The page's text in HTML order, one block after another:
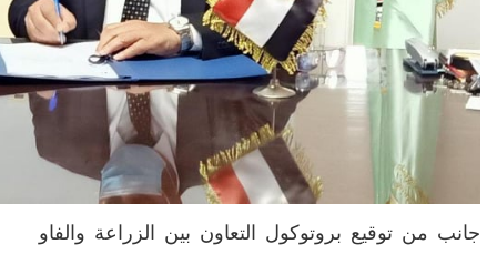
جانب من توقيع بروتوكول التعاون بين الزراعة والفاو